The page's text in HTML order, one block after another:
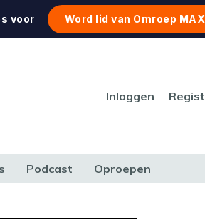
voor Word lid van Omroep MAX
Inloggen
Podcast Oproepen